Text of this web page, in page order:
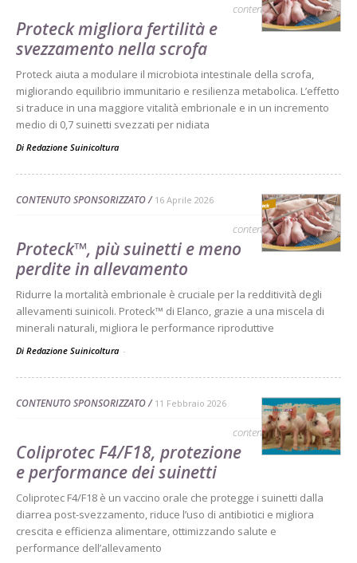
contenuto sponsorizzato
Proteck migliora fertilità e
svezzamento nella scrofa
Proteck aiuta a modulare il microbiota intestinale della scrofa,
migliorando equilibrio immunitario e resilienza metabolica. L’effetto
si traduce in una maggiore vitalità embrionale e in un incremento
medio di 0,7 suinetti svezzati per nidiata
Di Redazione Suinicoltura
CONTENUTO SPONSORIZZATO 16 Aprile 2026
contenuto sponsorizzato
Proteck™, più suinetti e meno
perdite in allevamento
Ridurre la mortalità embrionale è cruciale per la redditività degli
allevamenti suinicoli. Proteck™ di Elanco, grazie a una miscela di
minerali naturali, migliora le performance riproduttive
Di Redazione Suinicoltura -
CONTENUTO SPONSORIZZATO 11 Febbraio 2026
contenuto sponsorizzato
Coliprotec F4/F18, protezione
e performance dei suinetti
Coliprotec F4/F18 è un vaccino orale che protegge i suinetti dalla
diarrea post-svezzamento, riduce l’uso di antibiotici e migliora
crescita e efficienza alimentare, ottimizzando salute e
performance dell’allevamento